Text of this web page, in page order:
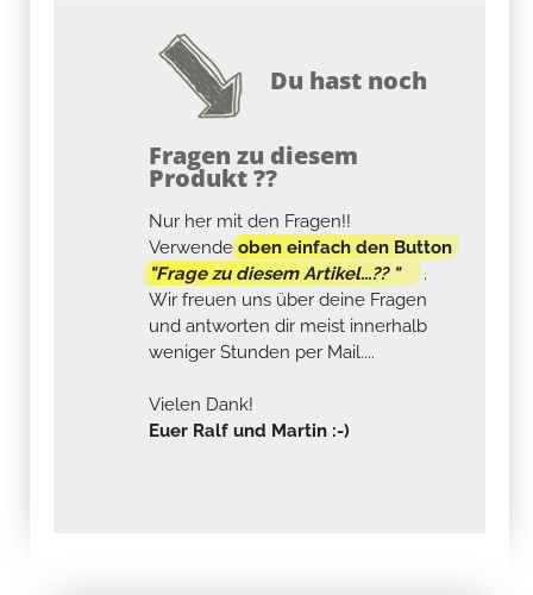
Du hast noch
Fragen zu diesem
Produkt ??
Nur her mit den Fragen!!
Verwendeoben einfach den Button
"Frage zu diesem Artikel...?? "
.
Wir freuen uns über deine Fragen
und antworten dir meist innerhalb
weniger Stunden per Mail....
Vielen Dank!
Euer Ralf und Martin :-)